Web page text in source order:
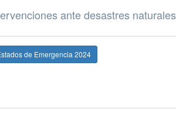
ante desastres naturales
de Emergencia 2024